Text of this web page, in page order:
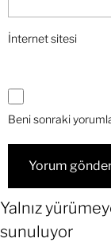
İnternet sitesi
Beni sonraki
Yalnız
sunuluyor